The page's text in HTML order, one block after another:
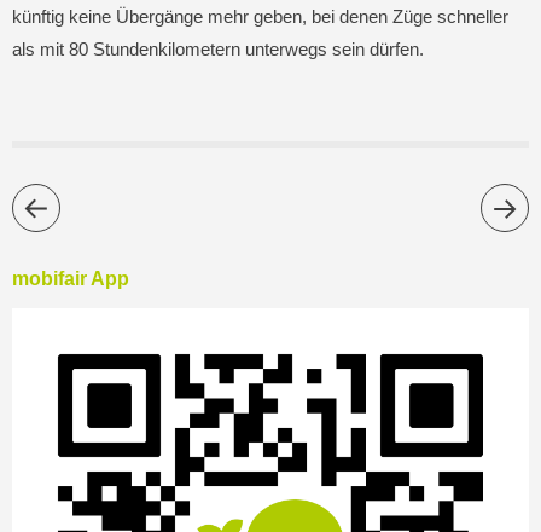
künftig keine Übergänge mehr geben, bei denen Züge schneller
als mit 80 Stundenkilometern unterwegs sein dürfen.
mobifair App